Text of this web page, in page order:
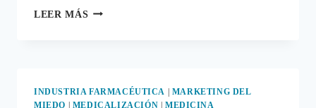
LEER MÁS LA
EL
INDUSTRIA FARMACÉUTICA | MARKETING DEL
MIEDO | MEDICALIZACIÓN | MEDICINA